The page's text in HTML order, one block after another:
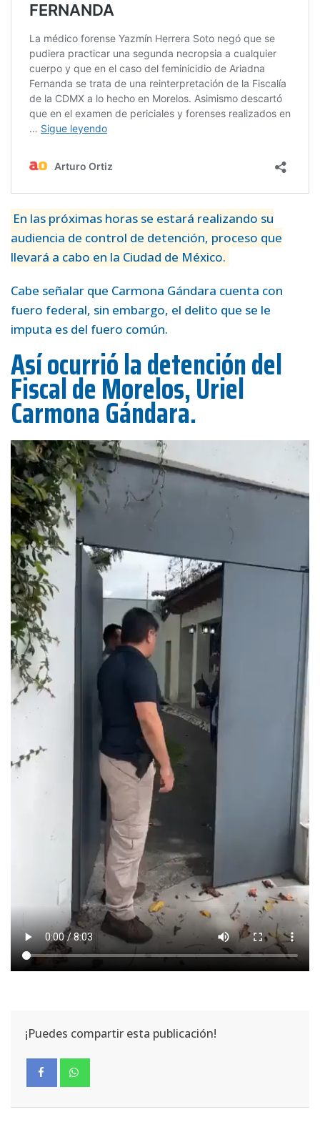
En las próximas horas se estará realizando su
audiencia de control de detención, proceso que
llevará a cabo en la Ciudad de México.
Cabe señalar que Carmona Gándara cuenta con
fuero federal, sin embargo, el delito que se le
imputa es del fuero común.
Así ocurrió la detención del
Fiscal de Morelos, Uriel
Carmona Gándara.
¡Puedes compartir esta publicación!